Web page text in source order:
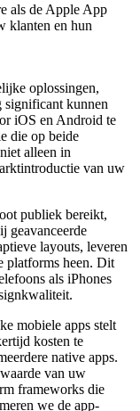
als de Apple App
klanten en hun
oplossingen,
significant kunnen
iOS en Android te
die op beide
alleen in
van uw
publiek bereikt,
geavanceerde
layouts, leveren
platforms heen. Dit
als iPhones
mobiele apps stelt
kosten te
native apps.
van uw
frameworks die
we de app-